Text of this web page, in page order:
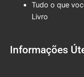
Tudo o que
Livro
Informações